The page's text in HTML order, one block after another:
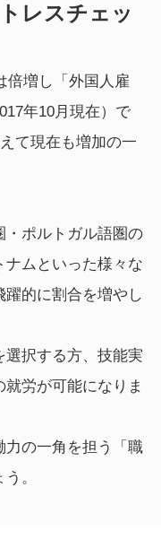
レスチェッ
倍増し「外国人雇
年10月現在）で
て現在も増加の一
・ポルトガル語圏の
ムといった様々な
的に割合を増やし
選択する方、技能実
労が可能になりま
力の一角を担う「職
。